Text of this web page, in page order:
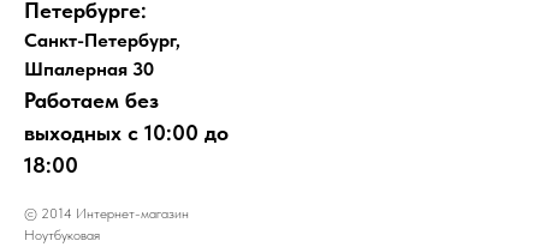
Петербурге:
Санкт-Петербург,
Шпалерная 30
Работаем без
выходных с 10:00 до
18:00
© 2014 Интернет-магазин
Ноутбуковая